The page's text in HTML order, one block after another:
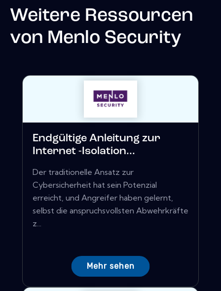
Weitere Ressourcen
von Menlo Security
Endgültige Anleitung zur
Internet -Isolation...
Der traditionelle Ansatz zur
Cybersicherheit hat sein Potenzial
erreicht, und Angreifer haben gelernt,
selbst die anspruchsvollsten Abwehrkräfte
z...
Mehr sehen